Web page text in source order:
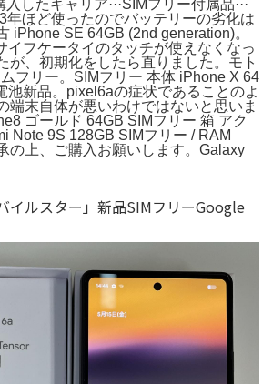
したキャリア···SIMフリー付属品···
ほど使ったのでバッテリーの劣化は
iPhone SE 64GB (2nd generation)。
イフケータイのタッチが使えなくなっ
が、初期化をしたら直りました。モト
フリー。SIMフリー 本体 iPhone X 64
池新品。pixel6aの症状であることのよ
端末自体が悪いわけではないと思いま
ゴールド 64GB SIMフリー 箱 アク
Note 9S 128GB SIMフリー / RAM
の上、ご購入お願いします。Galaxy